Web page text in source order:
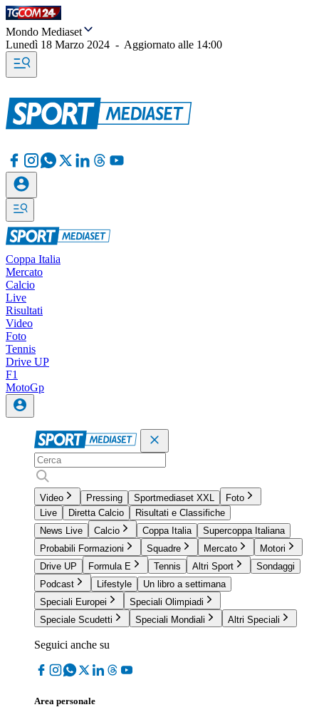
Mondo Mediaset
Lunedì 18 Marzo 2024 - Aggiornato alle 14:00
Coppa Italia
Mercato
Calcio
Live
Risultati
Video
Foto
Tennis
Drive UP
F1
MotoGp
Video Pressing Sportmediaset XXL
Foto
Live
Diretta Calcio
Risultati e Classifiche
News Live
Calcio Coppa Italia
Supercoppa Italiana
Probabili Formazioni
Squadre Mercato
Motori
Drive UP
Formula E Tennis Altri Sport
Sondaggi
Podcast
Lifestyle
Un libro a settimana
Speciali Europei
Speciali Olimpiadi
Speciale Scudetti
Speciali Mondiali Altri Speciali
Seguici anche su
Area personale